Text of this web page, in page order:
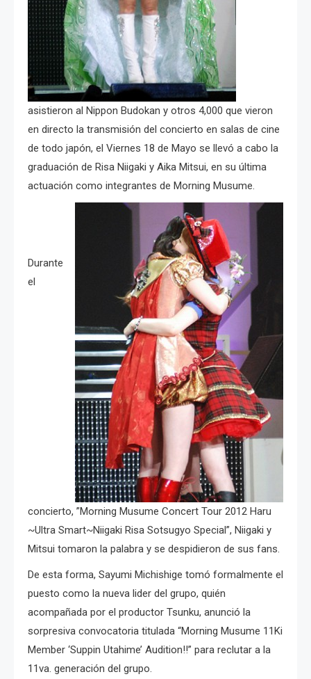
asistieron al Nippon Budokan y otros 4,000 que vieron
en directo la transmisión del concierto en salas de cine
de todo japón, el Viernes 18 de Mayo se llevó a cabo la
graduación de Risa Niigaki y Aika Mitsui, en su última
actuación como integrantes de Morning Musume.
Durante
el
concierto, ”Morning Musume Concert Tour 2012 Haru
~Ultra Smart~Niigaki Risa Sotsugyo Special”, Niigaki y
Mitsui tomaron la palabra y se despidieron de sus fans.
De esta forma, Sayumi Michishige tomó formalmente el
puesto como la nueva lider del grupo, quién
acompañada por el productor Tsunku, anunció la
sorpresiva convocatoria titulada “Morning Musume 11Ki
Member ‘Suppin Utahime’ Audition!!” para reclutar a la
11va. generación del grupo.